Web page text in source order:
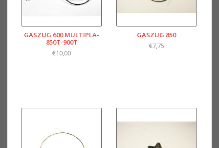
GASZUG 600 MULTIPLA-
850T-900T
€10,00
GASZUG 850
€7,75